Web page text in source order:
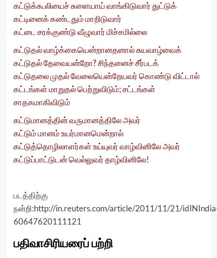
கட்டுக்கூலியைச் சுளையாய் வாங்கிடுவார் துட்டுக்
கட்டினைக் கண்டதும் மாறிடுவார்
கட்டை சரக்குண்டு வீழுவார் மிச்சமில்லை
கட்டுதல் வாழ்க்கையென்றானதனால் சுயவாழ்வைக்
கட்டுதல் தேவையன்றோ? சிந்தனைச் சீர்படக்
கட்டுதலை முதல் வேலையென்றேயவர் கொண்டு விட்டால்
கட்டங்கள் மாறுதல் பெற்றுவிடும்; சட்டங்கள்
சாதகமாகிவிடும்
கட்டுமானத்தின் வருமானத்திலே அவர்
கட்டும் மானம் உயர்மானமென்றால்
கட்டுத்தொழிலாளர்கள் உய்யுவர் வாழ்வினிலே அவர்
கட்டுப்பாட்டுடன் வெல்லுவர் தாழ்வினிலே!
படத்திற்கு
நன்றி:http://in.reuters.com/article/2011/11/21/
60647620111121
பதிவாசிரியரைப் பற்றி